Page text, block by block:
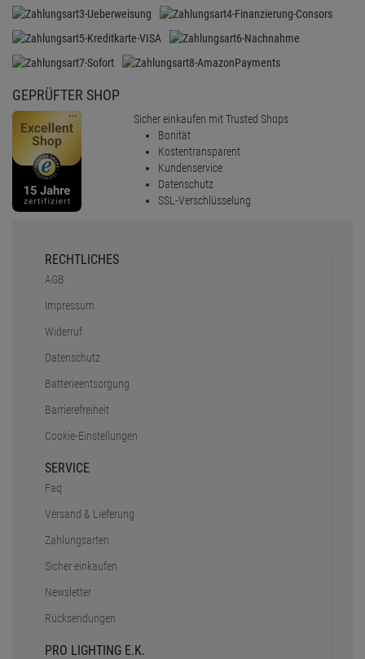
GEPRÜFTER SHOP
Sicher einkaufen mit Trusted Shops
Bonität
Kostentransparent
Kundenservice
Datenschutz
SSL-Verschlüsselung
RECHTLICHES
AGB
Impressum
Widerruf
Datenschutz
Batterieentsorgung
Barrierefreiheit
Cookie-Einstellungen
SERVICE
Faq
Versand & Lieferung
Zahlungsarten
Sicher einkaufen
Newsletter
Rücksendungen
PRO LIGHTING E.K.